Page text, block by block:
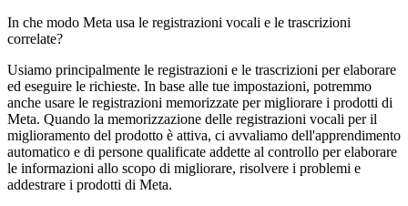
In che modo Meta usa le registrazioni vocali e le trascrizioni
correlate?
Usiamo principalmente le registrazioni e le trascrizioni per elaborare
ed eseguire le richieste. In base alle tue impostazioni, potremmo
anche usare le registrazioni memorizzate per migliorare i prodotti di
Meta. Quando la memorizzazione delle registrazioni vocali per il
miglioramento del prodotto è attiva, ci avvaliamo dell'apprendimento
automatico e di persone qualificate addette al controllo per elaborare
le informazioni allo scopo di migliorare, risolvere i problemi e
addestrare i prodotti di Meta.